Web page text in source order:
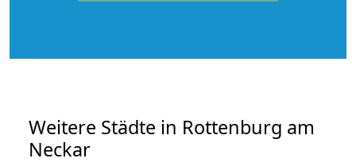
Weitere Städte in Rottenburg am
Neckar